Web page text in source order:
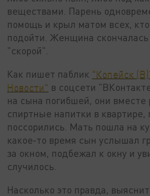
веществами. Парень
помощь и крыл матом всех,
подойти. Женщина скончалась
"скорой".
Как пишет паблик "Копейск
Новости" в соцсети
на сына погибшей, они вместе
спиртные напитки в квартире,
поссорились. Мать пошла на
какое-то время сын услышал
за окном, подбежал к окну и
случилось.
Насколько это правда,